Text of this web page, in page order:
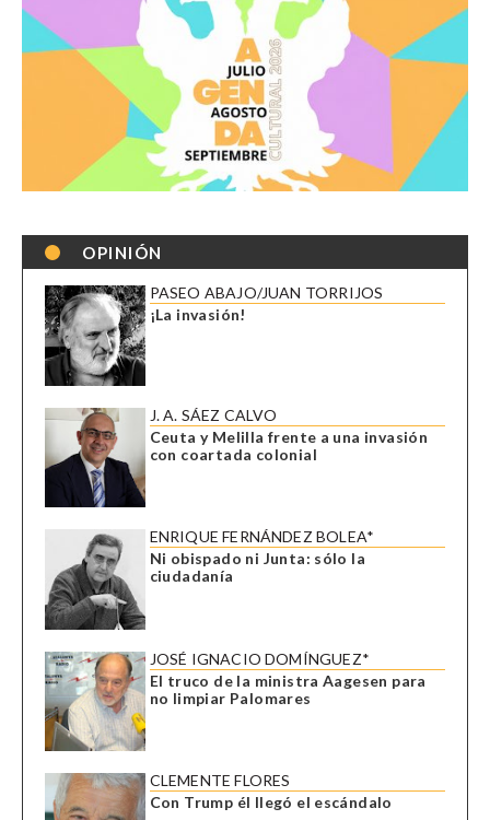
OPINIÓN
PASEO ABAJO/JUAN TORRIJOS
¡La invasión!
J. A. SÁEZ CALVO
Ceuta y Melilla frente a una invasión
con coartada colonial
ENRIQUE FERNÁNDEZ BOLEA*
Ni obispado ni Junta: sólo la
ciudadanía
JOSÉ IGNACIO DOMÍNGUEZ*
El truco de la ministra Aagesen para
no limpiar Palomares
CLEMENTE FLORES
Con Trump él llegó el escándalo